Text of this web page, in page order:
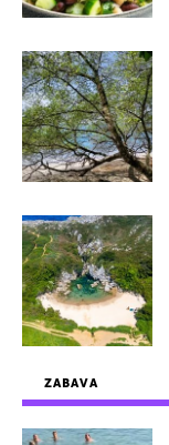
ZABAVA